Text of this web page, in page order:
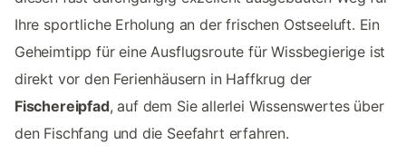
Ihre sportliche Erholung an der frischen Ostseeluft. Ein
Geheimtipp für eine Ausflugsroute für Wissbegierige ist
direkt vor den Ferienhäusern in Haffkrug der
Fischereipfad, auf dem Sie allerlei Wissenswertes über
den Fischfang und die Seefahrt erfahren.